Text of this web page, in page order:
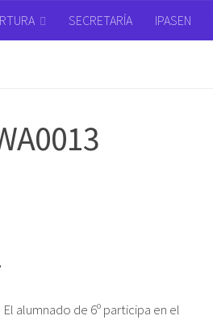
SECRETARÍA IPASEN
El alumnado de 6º participa en el